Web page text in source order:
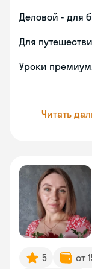
Деловой - для
Для
Уроки премиум
Читать
5 от